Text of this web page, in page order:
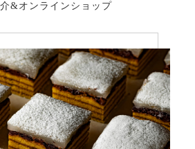
&オンラインショップ